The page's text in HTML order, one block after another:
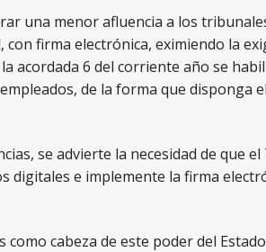
una menor afluencia a los
firma electrónica, eximiendo la
acordada 6 del corriente año se
de la forma que disponga
se advierte la necesidad de que
e implemente la firma
cabeza de este poder del